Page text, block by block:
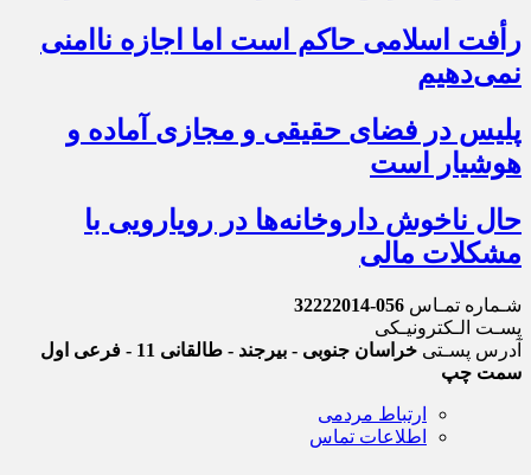
رأفت اسلامی حاکم است اما اجازه ناامنی
نمی‌دهیم
پلیس در فضای حقیقی و مجازی آماده و
هوشیار است
حال ناخوش داروخانه‌ها در رویارویی با
مشکلات مالی
شـماره تمـاس 056-32222014
پسـت الـکترونیـکی
آدرس پسـتی
خراسان جنوبی - بیرجند - طالقانی 11 - فرعی اول
سمت چپ
ارتباط مردمی
اطلاعات تماس